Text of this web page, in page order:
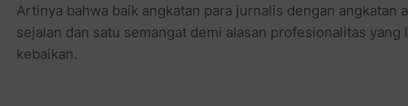
Artinya bahwa baik angkatan para jurnalis dengan angkatan
sejalan dan satu semangat demi alasan profesionalitas
kebaikan.